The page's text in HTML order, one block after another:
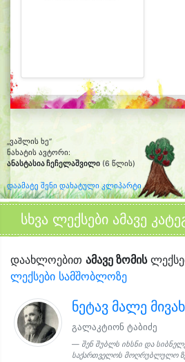
„ვაშლის ხე“
ნახატის ავტორი:
ანასტასია ჩეჩელაშვილი (6 წლის)
დაამატე შენი დახატული კლიპარტი
სხვა ლექსები ამავე
დაახლოებით ამავე ზომის
ლექსები სამშობლოზე
ნეტავ მალე
გალაკტიონ ტაბიძე
შენ შუბლს იხსნი და
საქართველოს მოღრუბლულო